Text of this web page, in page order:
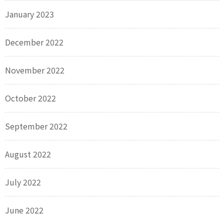
January 2023
December 2022
November 2022
October 2022
September 2022
August 2022
July 2022
June 2022